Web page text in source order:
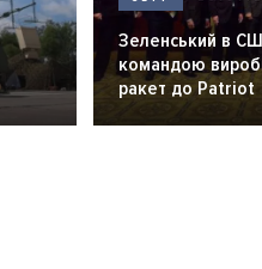
Зеленський в
командою
ракет до Patriot